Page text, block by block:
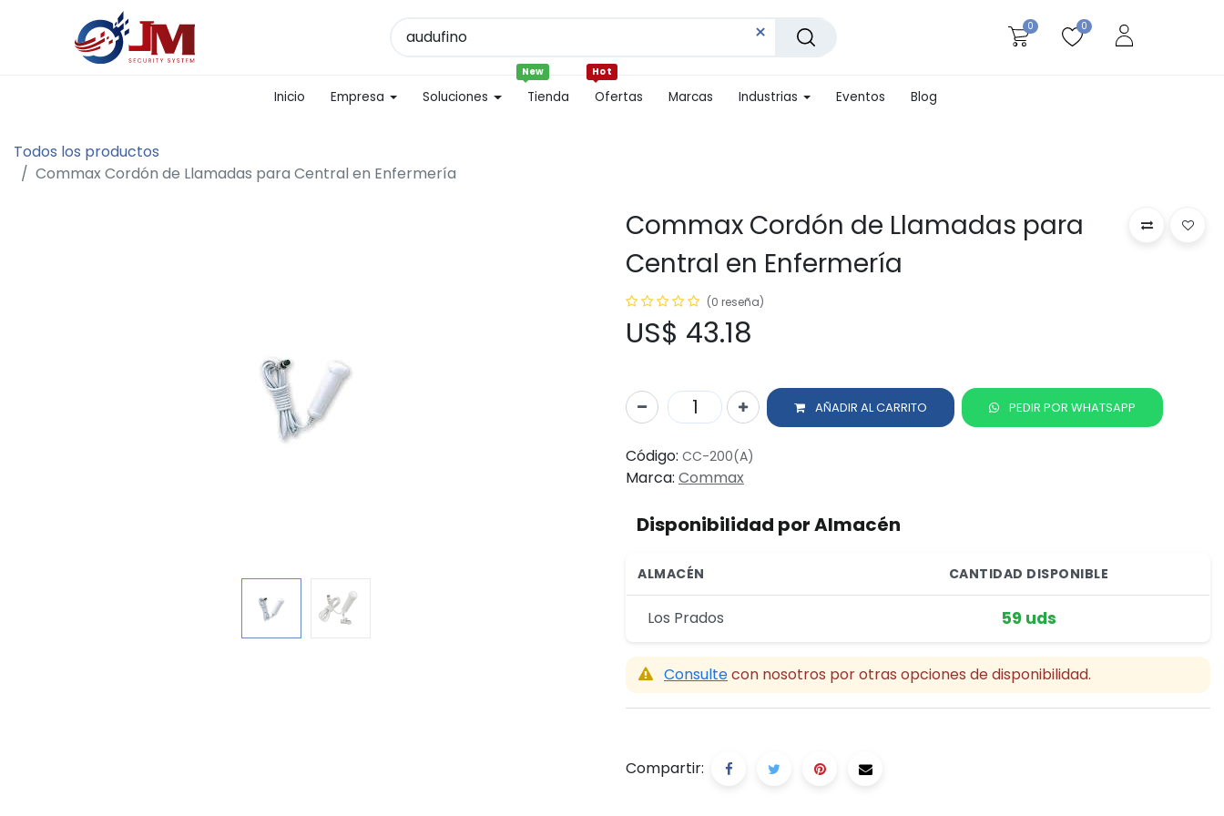
0 0
Inicio Empresa Soluciones Tienda
New
Ofertas
Hot
Marcas Industrias Eventos Blog
Todos los productos
Commax Cordón de Llamadas para Central en Enfermería
Commax Cordón de Llamadas para
Central en Enfermería
(0 reseña)
US$ 43.18
AÑADIR AL CARRITO PEDIR POR WHATSAPP
Código: CC-200(A)
Marca: Commax
Disponibilidad por Almacén
ALMACÉN CANTIDAD DISPONIBLE
Los Prados 59 uds
Consultecon nosotros por otras opciones de disponibilidad.
Compartir: